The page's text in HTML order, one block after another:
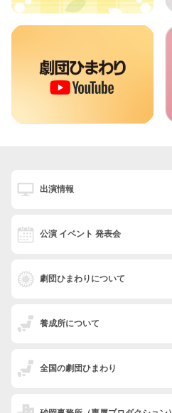
出演情報
公演 イベント 発表会
劇団ひまわりについて
養成所について
全国の劇団ひまわり